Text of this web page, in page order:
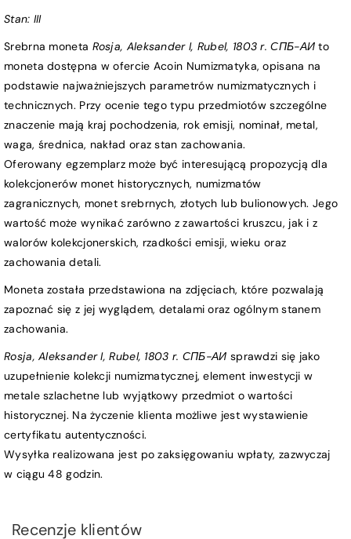
Stan: III
Srebrna moneta Rosja, Aleksander I, Rubel, 1803 r. СПБ-АИto
moneta dostępna w ofercie Acoin Numizmatyka, opisana na
podstawie najważniejszych parametrów numizmatycznych i
technicznych. Przy ocenie tego typu przedmiotów szczególne
znaczenie mają kraj pochodzenia, rok emisji, nominał, metal,
waga, średnica, nakład oraz stan zachowania.
Oferowany egzemplarz może być interesującą propozycją dla
kolekcjonerów monet historycznych, numizmatów
zagranicznych, monet srebrnych, złotych lub bulionowych. Jego
wartość może wynikać zarówno z zawartości kruszcu, jak i z
walorów kolekcjonerskich, rzadkości emisji, wieku oraz
zachowania detali.
Moneta została przedstawiona na zdjęciach, które pozwalają
zapoznać się z jej wyglądem, detalami oraz ogólnym stanem
zachowania.
Rosja, Aleksander I, Rubel, 1803 r. СПБ-АИ sprawdzi się jako
uzupełnienie kolekcji numizmatycznej, element inwestycji w
metale szlachetne lub wyjątkowy przedmiot o wartości
historycznej. Na życzenie klienta możliwe jest wystawienie
certyfikatu autentyczności.
Wysyłka realizowana jest po zaksięgowaniu wpłaty, zazwyczaj
w ciągu 48 godzin.
Recenzje klientów